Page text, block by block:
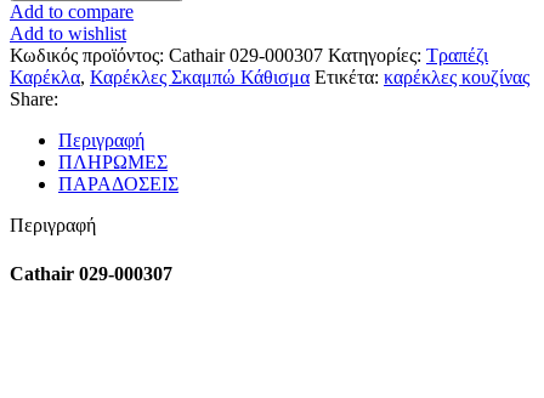
Add to compare
Add to wishlist
Κωδικός προϊόντος: Cathair 029-000307 Κατηγορίες: Τραπέζι
Καρέκλα, Καρέκλες Σκαμπώ Κάθισμα Ετικέτα: καρέκλες κουζίνας
Share:
Περιγραφή
ΠΛΗΡΩΜΕΣ
ΠΑΡΑΔΟΣΕΙΣ
Περιγραφή
Cathair 029-000307